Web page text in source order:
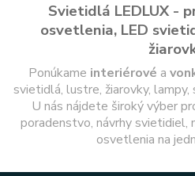
Svietidlá LEDLUX -
osvetlenia, LED
Ponúkame interiérové a
svietidlá, lustre, žiarovky, lampy,
U nás nájdete široký výber
poradenstvo, návrhy
osvetlenia na